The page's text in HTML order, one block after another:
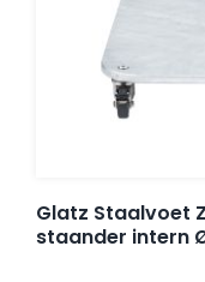
Glatz Staalvoet
staander intern